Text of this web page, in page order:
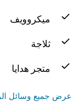
ميكروويف
ثلاجة
متجر هدايا
عرض جميع وسائل